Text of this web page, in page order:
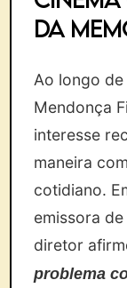
da
Ao longo
Mendonça
interesse
maneira
cotidiano.
emissora
diretor
problema